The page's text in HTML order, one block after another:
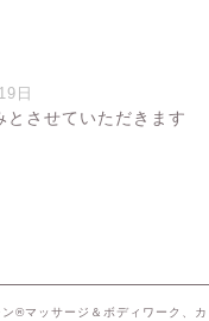
日
とさせていただきます
®マッサージ＆ボディワーク、カ